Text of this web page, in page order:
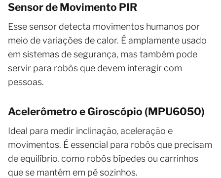
Sensor de Movimento PIR
Esse sensor detecta movimentos humanos por
meio de variações de calor. É amplamente usado
em sistemas de segurança, mas também pode
servir para robôs que devem interagir com
pessoas.
Acelerômetro e Giroscópio (MPU6050)
Ideal para medir inclinação, aceleração e
movimentos. É essencial para robôs que precisam
de equilíbrio, como robôs bípedes ou carrinhos
que se mantêm em pé sozinhos.